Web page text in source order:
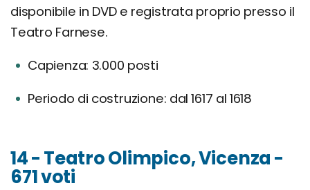
disponibile in DVD e registrata proprio presso il
Teatro Farnese.
Capienza: 3.000 posti
Periodo di costruzione: dal 1617 al 1618
14 - Teatro Olimpico, Vicenza -
671 voti